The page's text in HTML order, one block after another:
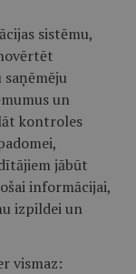
sistēmu,
un
kontroles
jābūt
informācijai,
izpildei un
vismaz: